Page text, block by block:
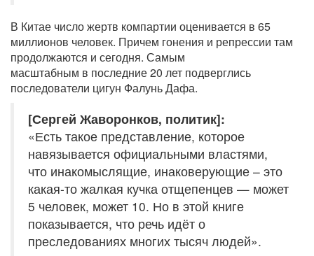
В Китае число жертв компартии оценивается в 65
миллионов человек. Причем гонения и репрессии там
продолжаются и сегодня. Самым
масштабным в последние 20 лет подверглись
последователи цигун Фалунь Дафа.
[Сергей Жаворонков, политик]:
«Есть такое представление, которое
навязывается официальными властями,
что инакомыслящие, инаковерующие – это
какая-то жалкая кучка отщепенцев — может
5 человек, может 10. Но в этой книге
показывается, что речь идёт о
преследованиях многих тысяч людей».